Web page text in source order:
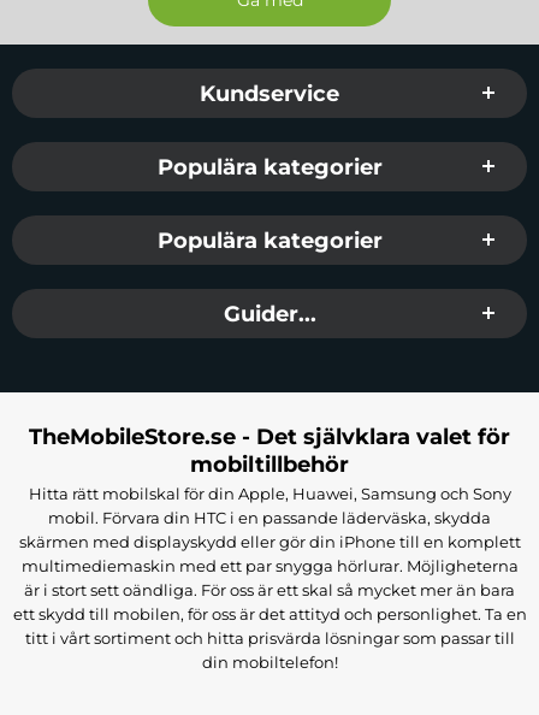
Sidfot Blandad info och länkar
Kundservice
Populära kategorier
Populära kategorier
Guider...
TheMobileStore.se - Det självklara valet för
mobiltillbehör
Hitta rätt mobilskal för din Apple, Huawei, Samsung och Sony
mobil. Förvara din HTC i en passande läderväska, skydda
skärmen med displayskydd eller gör din iPhone till en komplett
multimediemaskin med ett par snygga hörlurar. Möjligheterna
är i stort sett oändliga. För oss är ett skal så mycket mer än bara
ett skydd till mobilen, för oss är det attityd och personlighet. Ta en
titt i vårt sortiment och hitta prisvärda lösningar som passar till
din mobiltelefon!